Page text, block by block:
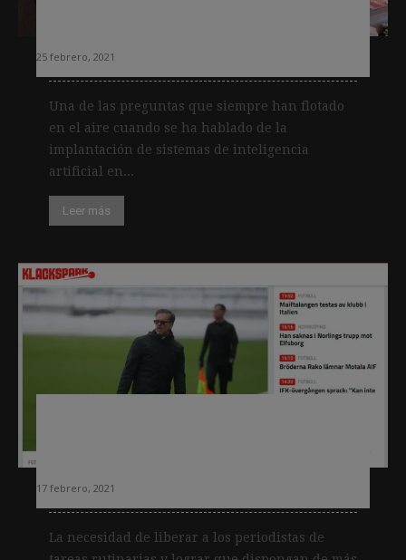
25 febrero, 2021
Una de las preguntas que siempre han flotado
en el aire cuando se ha hablado de la
implantación de sistemas de inteligencia
artificial en...
Leer más
17 febrero, 2021
La necesidad de liberar a los periodistas de